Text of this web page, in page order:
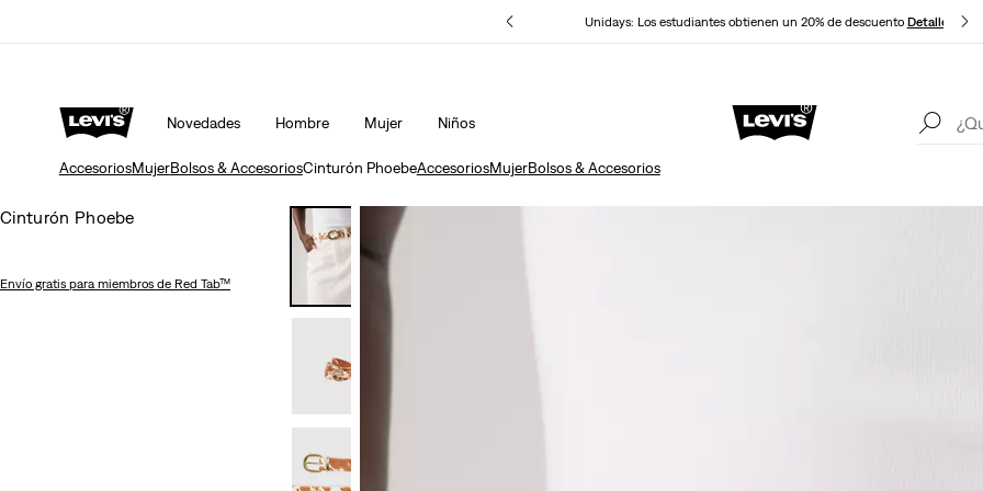
Detalles Unidays: Los estudiantes obtienen un 20% de descuento Detalles
Novedades Hombre Mujer Niños
Política Actualizada de envíos y devoluciones
AccesoriosMujerBolsos & AccesoriosCinturón PhoebeAccesoriosMujerBolsos & Accesorios
Cinturón Phoebe
Envío gratis para miembros de Red Tab™